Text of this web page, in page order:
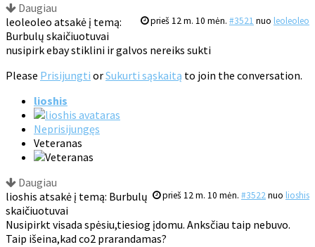
Daugiau
prieš 12 m. 10 mėn. #3521 nuo leoleoleo
leoleoleo atsakė į temą:
Burbulų skaičiuotuvai
nusipirk ebay stiklini ir galvos nereiks sukti
Please Prisijungti orSukurti sąskaitą to join the conversation.
lioshis
Neprisijungęs
Veteranas
Daugiau
prieš 12 m. 10 mėn. #3522nuo lioshis
lioshis atsakė į temą: Burbulų
skaičiuotuvai
Nusipirkt visada spėsiu,tiesiog įdomu. Anksčiau taip nebuvo.
Taip išeina,kad co2 prarandamas?